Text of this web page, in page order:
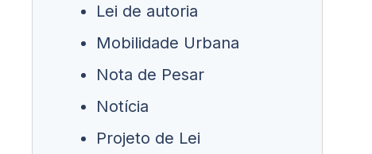
Lei de autoria
Mobilidade Urbana
Nota de Pesar
Notícia
Projeto de Lei